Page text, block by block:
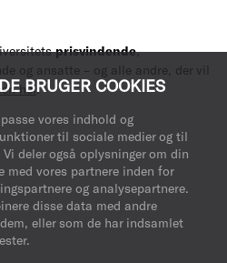
BRUGER COOKIES
vores indhold og
til sociale medier og til
deler også oplysninger om din
med vores partnere inden for
og analysepartnere.
disse data med andre
eller som de har indsamlet
prisvindende,
og ansatte – og alle andre, der vil
her.